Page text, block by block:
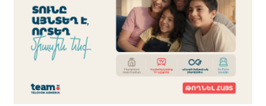
խոսո՞ւմ եք․ Տիգրան Աբրահամյան
3 ժամ առաջ
«Ժողովուրդ». «Ուժեղ Հայաստան»-ում ևս
սպասում են Էդգար Ղազարյանի
3 ժամ առաջ